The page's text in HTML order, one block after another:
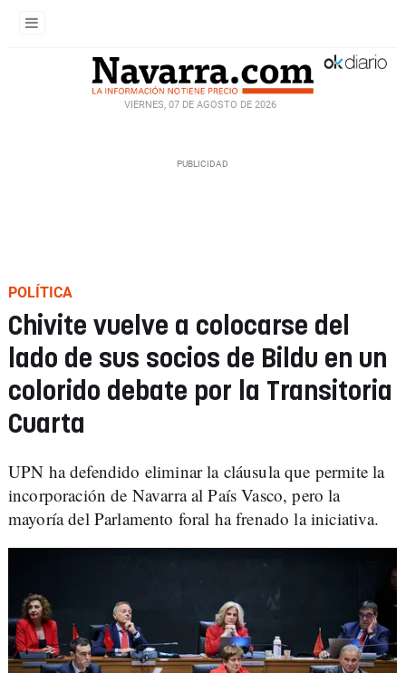
VIERNES, 07 DE AGOSTO DE 2026
POLÍTICA
Chivite vuelve a colocarse del
lado de sus socios de Bildu en un
colorido debate por la Transitoria
Cuarta
UPN ha defendido eliminar la cláusula que permite la
incorporación de Navarra al País Vasco, pero la
mayoría del Parlamento foral ha frenado la iniciativa.